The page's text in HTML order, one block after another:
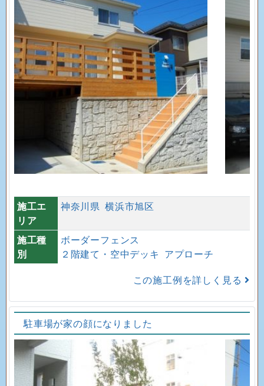
施工エ
リア
神奈川県 横浜市旭区
施工種
別
ボーダーフェンス
２階建て・空中デッキ アプローチ
この施工例を詳しく見る
駐車場が家の顔になりました